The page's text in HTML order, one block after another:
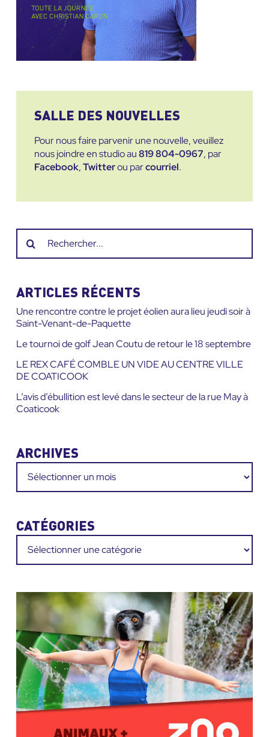
SALLE DES NOUVELLES
Pour nous faire parvenir une nouvelle, veuillez
nous joindre en studio au819 804-0967, par
Facebook,Twitterou parcourriel.
Recherche
site
:
ARTICLES RÉCENTS
Une rencontre contre le projet éolien aura lieu jeudi soir à
Saint-Venant-de-Paquette
Le tournoi de golf Jean Coutu de retour le 18 septembre
LE REX CAFÉ COMBLE UN VIDE AU CENTRE VILLE
DE COATICOOK
L’avis d’ébullition est levé dans le secteur de la rue May à
Coaticook
ARCHIVES
Archives
CATÉGORIES
Catégories